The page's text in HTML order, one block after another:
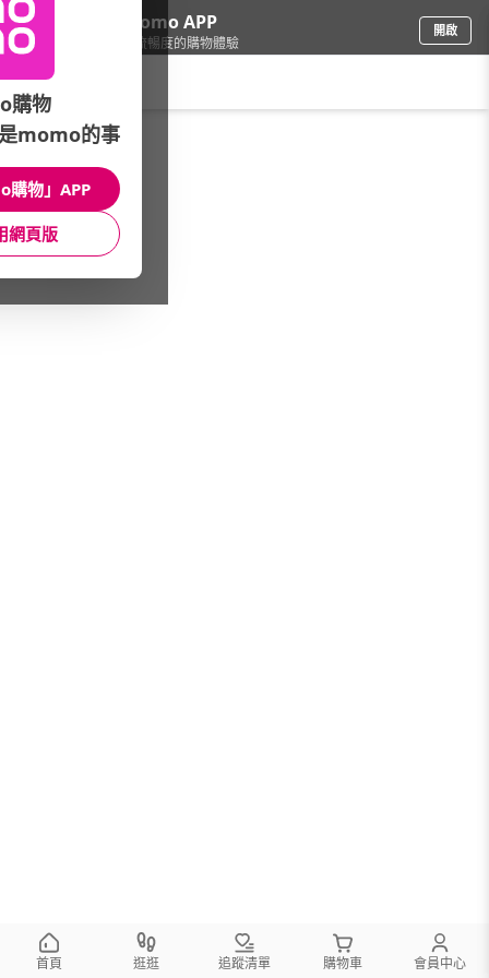
下載momo APP
給你3倍流暢度的購物體驗
開啟
票券/美食餐券/特別企劃
館長推薦 月銷量
首頁 逛逛 追蹤清單 購物車 會員中心
購物
momo的事
購物」APP
網頁版